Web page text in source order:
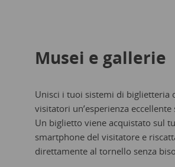
Musei e gallerie
Unisci i tuoi sistemi di
visitatori un’esperienza
Un biglietto viene acquistato sul
smartphone del visitatore e
direttamente al tornello senza